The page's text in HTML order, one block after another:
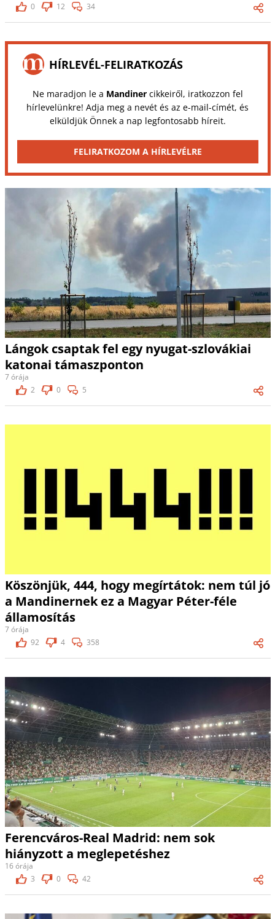
0
12 34
HÍRLEVÉL-FELIRATKOZÁS
Ne maradjon le a Mandinercikkeiről, iratkozzon fel
hírlevelünkre! Adja meg a nevét és az e-mail-címét, és
elküldjük Önnek a nap legfontosabb híreit.
FELIRATKOZOM A HÍRLEVÉLRE
Lángok csaptak fel egy nyugat-szlovákiai
katonai támaszponton
7 órája
2
0 5
Köszönjük, 444, hogy megírtátok: nem túl jó
a Mandinernek ez a Magyar Péter-féle
államosítás
7 órája
92
4 358
Ferencváros-Real Madrid: nem sok
hiányzott a meglepetéshez
16 órája
3
0 42